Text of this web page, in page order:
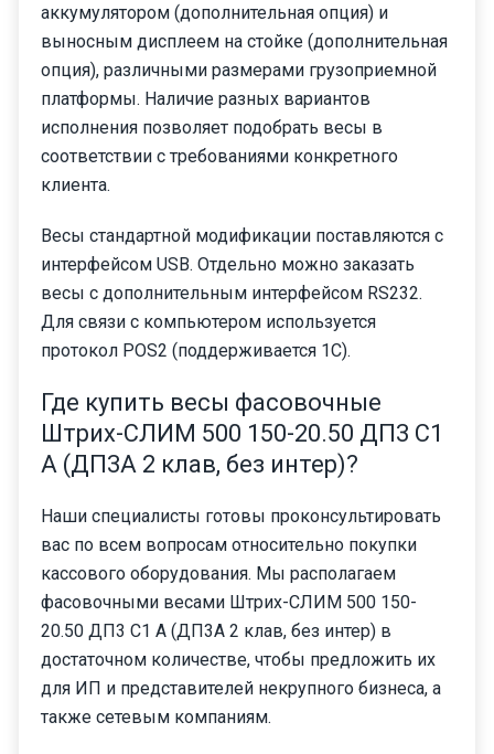
аккумулятором (дополнительная опция) и
выносным дисплеем на стойке (дополнительная
опция), различными размерами грузоприемной
платформы. Наличие разных вариантов
исполнения позволяет подобрать весы в
соответствии с требованиями конкретного
клиента.
Весы стандартной модификации поставляются с
интерфейсом USB. Отдельно можно заказать
весы с дополнительным интерфейсом RS232.
Для связи с компьютером используется
протокол POS2 (поддерживается 1С).
Где купить весы фасовочные
Штрих-СЛИМ 500 150-20.50 ДП3 С1
А (ДП3А 2 клав, без интер)?
Наши специалисты готовы проконсультировать
вас по всем вопросам относительно покупки
кассового оборудования. Мы располагаем
фасовочными весами Штрих-СЛИМ 500 150-
20.50 ДП3 С1 А (ДП3А 2 клав, без интер) в
достаточном количестве, чтобы предложить их
для ИП и представителей некрупного бизнеса, а
также сетевым компаниям.